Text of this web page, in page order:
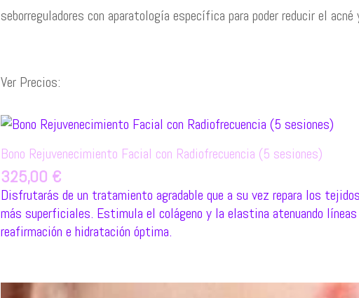
seborreguladores con aparatología específica para poder reducir el
Ver Precios:
Bono Rejuvenecimiento Facial con Radiofrecuencia (5 sesiones)
325,00 €
Disfrutarás de un tratamiento agradable que a su vez repara los
más superficiales. Estimula el colágeno y la elastina atenuando
reafirmación e hidratación óptima.